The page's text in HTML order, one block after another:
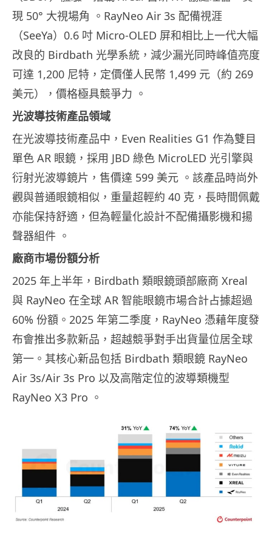
現 50° 大視場角 。RayNeo Air 3s 配備視涯
（SeeYa）0.6 吋 Micro-OLED 屏和相比上一代大幅
改良的 Birdbath 光學系統，減少漏光同時峰值亮度
可達 1,200 尼特，定價僅人民幣 1,499 元（約 269
美元），價格極具競爭力 。
光波導技術產品領域
在光波導技術產品中，Even Realities G1 作為雙目
單色 AR 眼鏡，採用 JBD 綠色 MicroLED 光引擎與
衍射光波導鏡片，售價達 599 美元 。該產品時尚外
觀與普通眼鏡相似，重量超輕約 40 克，長時間佩戴
亦能保持舒適，但為輕量化設計不配備攝影機和揚
聲器組件 。
廠商市場份額分析
2025 年上半年，Birdbath 類眼鏡頭部廠商 Xreal
與 RayNeo 在全球 AR 智能眼鏡市場合計占據超過
60% 份額。2025 年第二季度，RayNeo 憑藉年度發
布會推出多款新品，超越競爭對手出貨量位居全球
第一。其核心新品包括 Birdbath 類眼鏡 RayNeo
Air 3s/Air 3s Pro 以及高階定位的波導類機型
RayNeo X3 Pro 。